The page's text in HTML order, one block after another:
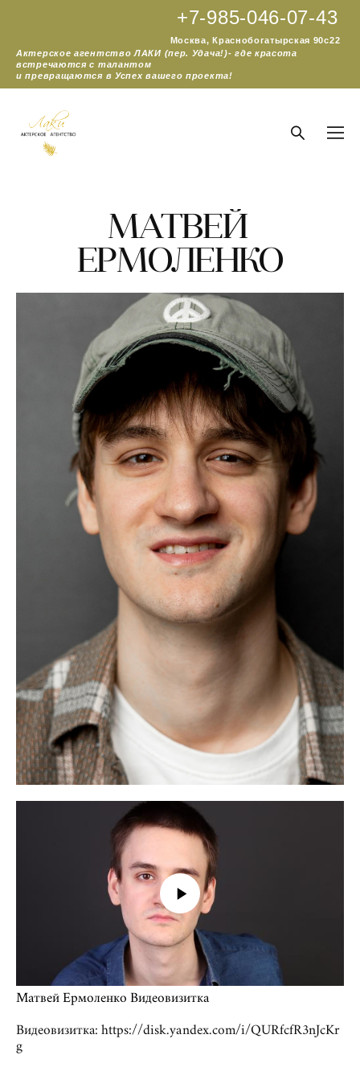
+7-985-046-07-43
Москва, Краснобогатырская 90с22
Актерское агентство ЛАКИ (пер. Удача!)- где красота
встречаются с талантом
и превращаются в Успех вашего проекта!
МАТВЕЙ
ЕРМОЛЕНКО
Матвей Ермоленко Видеовизитка
Видеовизитка: https://disk.yandex.com/i/QURfcfR3nJcKr
g